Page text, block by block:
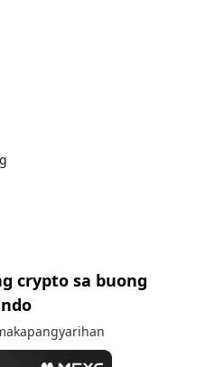
crypto sa buong